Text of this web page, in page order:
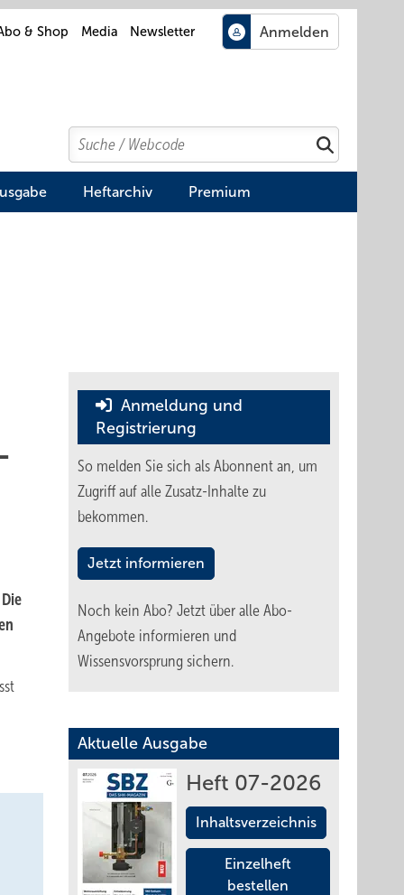
& Shop Media Newsletter
Search
Suchen
Heftarchiv Premium
Anmeldung und
Registrierung
So melden Sie sich als Abonnent an, um
Zugriff auf alle Zusatz-Inhalte zu
bekommen.
Jetzt informieren
Noch kein Abo? Jetzt über alle Abo-
Angebote informieren und
Wissensvorsprung sichern.
Aktuelle Ausgabe
Heft 07-2026
Inhaltsverzeichnis
Einzelheft
bestellen